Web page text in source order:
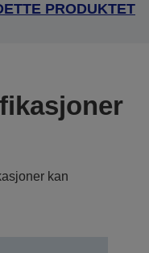
PRODUKTET
kan